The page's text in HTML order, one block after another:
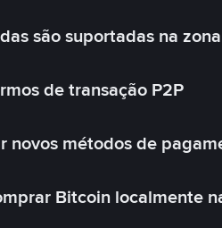
são suportadas na
de transação P2P
novos métodos de
Bitcoin localmente